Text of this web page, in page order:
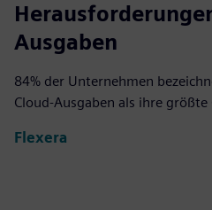
Ausgaben
84% der Unternehmen
Cloud-Ausgaben als ihre
Flexera